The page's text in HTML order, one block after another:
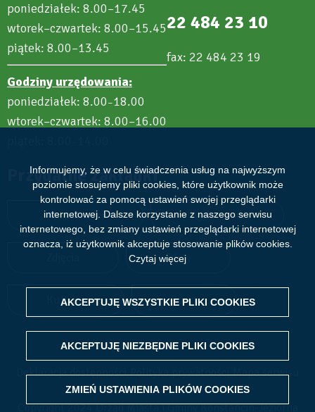
Informujemy, że w celu świadczenia usług na najwyższym
poziomie stosujemy pliki cookies, które użytkownik może
kontrolować za pomocą ustawień swojej przeglądarki
internetowej. Dalsze korzystanie z naszego serwisu
internetowego, bez zmiany ustawień przeglądarki internetowej
oznacza, iż użytkownik akceptuje stosowanie plików cookies.
Czytaj więcej
AKCEPTUJĘ WSZYSTKIE PLIKI COOKIES
AKCEPTUJĘ NIEZBĘDNE PLIKI COOKIES
WITHDRAW CONSENT
ZMIEŃ USTAWIENIA PLIKÓW COOKIES
poniedziałek: 8.00–17.45
wtorek–czwartek: 8.00–15.45
piątek: 8.00–13.45
Godziny urzędowania:
poniedziałek: 8.00–18.00
wtorek–czwartek: 8.00–16.00
22 484 23 10
fax: 22 484 23 19
Przydatne zakładki
Aktualności Wydarzenia
Filmy
Kultura Sport
Copyright 2024 Urząd Miasta i Gminy Konstancin-Jeziorna
Deklaracja dostępności Polityka prywatności Mapa serwisu